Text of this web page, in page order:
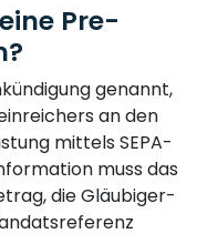
Pre-
genannt,
an den
mittels SEPA-
muss das
die Gläubiger-